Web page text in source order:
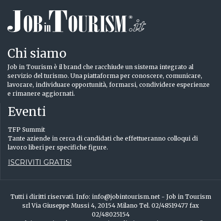
Chi siamo
Job in Tourism è il brand che racchiude un sistema integrato al
servizio del turismo. Una piattaforma per conoscere, comunicare,
lavorare, individuare opportunità, formarsi, condividere esperienze
e rimanere aggiornati.
Eventi
TFP Summit
Tante aziende in cerca di candidati che effettueranno colloqui di
lavoro liberi per specifiche figure.
ISCRIVITI GRATIS!
Tutti i diritti riservati. Info: info@jobintourism.net - Job in Tourism
srl Via Giuseppe Mussi 4, 20154 Milano Tel. 02/48519477 fax
02/48025154